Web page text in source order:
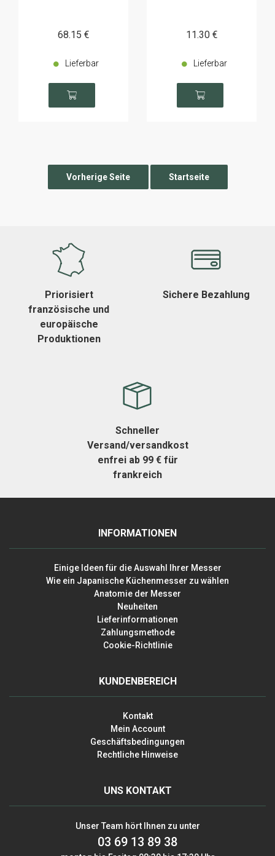
68.15 €
Lieferbar
11.30 €
Lieferbar
Priorisiert
französische und
europäische
Produktionen
Sichere Bezahlung
Schneller
Versand/versandkost
enfrei ab 99 € für
frankreich
INFORMATIONEN
Einige Ideen für die Auswahl Ihrer Messer
Wie ein Japanische Küchenmesser zu wählen
Anatomie der Messer
Neuheiten
Lieferinformationen
Zahlungsmethode
Cookie-Richtlinie
KUNDENBEREICH
Kontakt
Mein Account
Geschäftsbedingungen
Rechtliche Hinweise
UNS KONTAKT
Unser Team hört Ihnen zu unter
03 69 13 89 38